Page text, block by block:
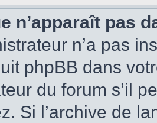
n’apparaît pas
n’a pas
phpBB dans
du forum s’il
Si l’archive de